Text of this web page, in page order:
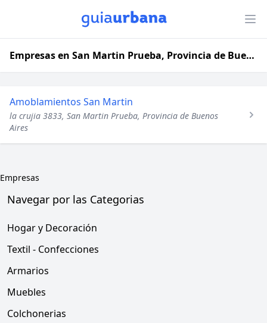
Empresas en San Martin Prueba, Provincia de Buenos Aires
Amoblamientos San Martin
la crujia 3833, San Martin Prueba, Provincia de Buenos
Aires
Empresas
Navegar por las Categorias
Hogar y Decoración
Textil - Confecciones
Armarios
Muebles
Colchonerias